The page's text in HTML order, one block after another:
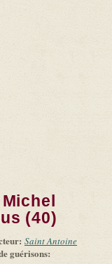
(40)
Saint Antoine
guérisons: